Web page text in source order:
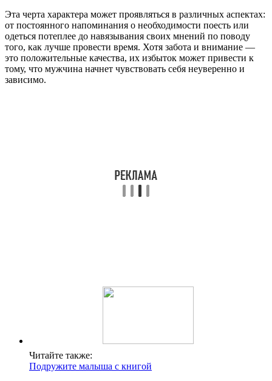
Эта черта характера может проявляться в различных аспектах:
от постоянного напоминания о необходимости поесть или
одеться потеплее до навязывания своих мнений по поводу
того, как лучше провести время. Хотя забота и внимание —
это положительные качества, их избыток может привести к
тому, что мужчина начнет чувствовать себя неуверенно и
зависимо.
Читайте также:
Подружите малыша с книгой